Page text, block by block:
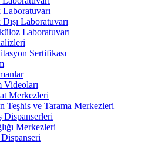
Laboratuvarı
Laboratuvarı
Sertifikası
Videoları
Merkezleri
Teşhis ve Tarama Merkezleri
Dispanserleri
Merkezleri
Dispanseri